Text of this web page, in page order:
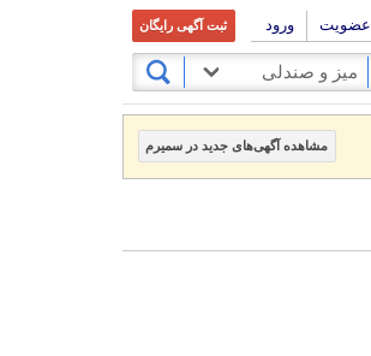
عضویت ورود ثبت آگهی رایگان
میز و صندلی
مشاهده آگهی‌های جدید در سمیرم